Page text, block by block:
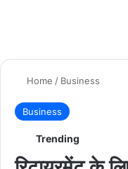
Home / Business
Business
Trending